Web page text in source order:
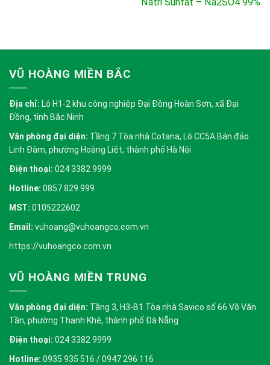
VŨ HOÀNG MIỀN BẮC
Địa chỉ: Lô H1-2 khu công nghiệp Đại Đồng Hoàn Sơn, xã Đại
Đồng, tỉnh Bắc Ninh
Văn phòng đại diện: Tầng 7 Tòa nhà Cotana, Lô CC5A Bán đảo
Linh Đàm, phường Hoàng Liệt, thành phố Hà Nội
Điện thoại: 024 3382 9999
Hotline: 0857 829 999
MST: 0105222602
Email: vuhoang@vuhoangco.com.vn
https://vuhoangco.com.vn
VŨ HOÀNG MIỀN TRUNG
Văn phòng đại diện: Tầng 3, H3-B1 Tòa nhà Savico số 66 Võ Văn
Tần, phường Thanh Khê, thành phố Đà Nẵng
Điện thoại: 024 3382 9999
Hotline: 0935 935 516 / 0947 296 116